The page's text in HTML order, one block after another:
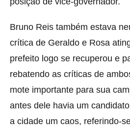
Bruno Reis também estava
crítica de Geraldo e Rosa
prefeito logo se recuperou e
rebatendo as críticas de
mote importante para sua
antes dele havia um
a cidade um caos, referindo-